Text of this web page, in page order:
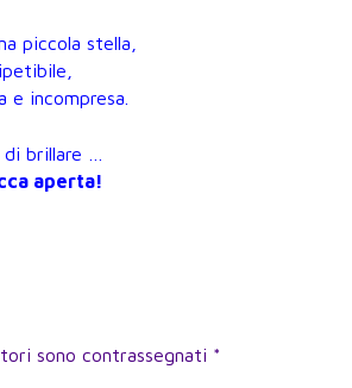
piccola stella,
e incompresa.
brillare …
aperta!
sono contrassegnati *